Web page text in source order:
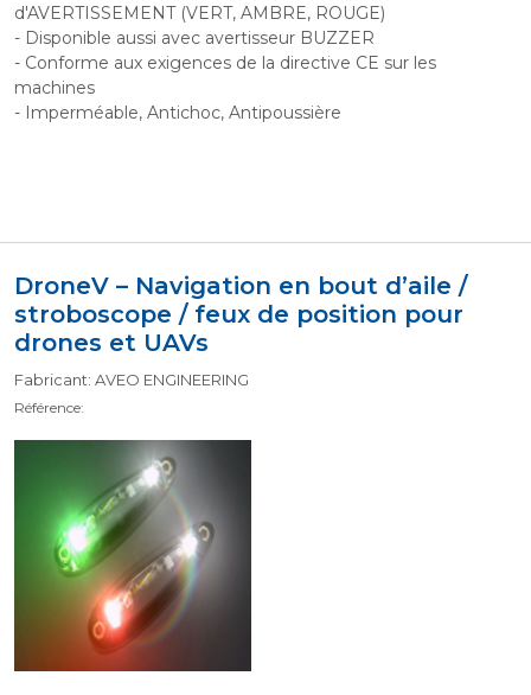
d'AVERTISSEMENT (VERT, AMBRE, ROUGE)
- Disponible aussi avec avertisseur BUZZER
- Conforme aux exigences de la directive CE sur les
machines
- Imperméable, Antichoc, Antipoussière
DroneV – Navigation en bout d’aile /
stroboscope / feux de position pour
drones et UAVs
Fabricant: AVEO ENGINEERING
Référence: